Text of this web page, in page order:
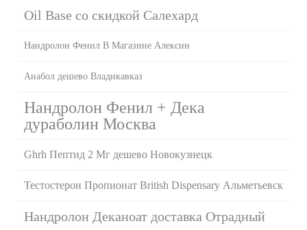
Oil Base со скидкой Салехард
Нандролон Фенил В Магазине Алексин
Анабол дешево Владикавказ
Нандролон Фенил + Дека
дураболин Москва
Ghrh Пептид 2 Мг дешево Новокузнецк
Тестостерон Пропионат British Dispensary Альметьевск
Нандролон Деканоат доставка Отрадный